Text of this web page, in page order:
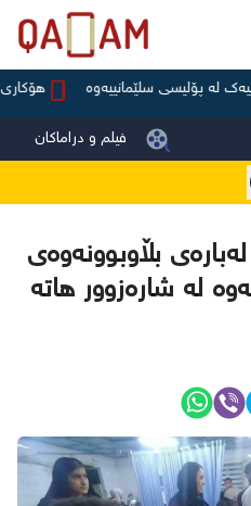
لە پۆلیسی سلێمانییەوە هۆکاری
فیلم و دراماکان
بڵاوبوونەوەی
لە شارەزوور هاتە